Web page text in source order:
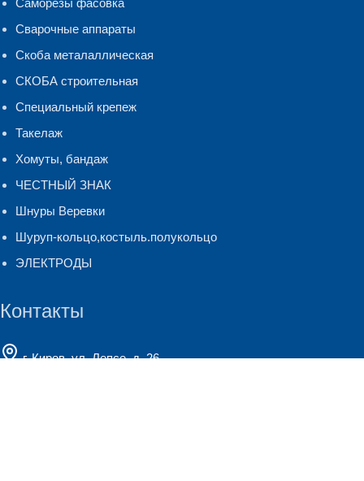
Сварочные аппараты
Скоба металаллическая
СКОБА строительная
Специальный крепеж
Такелаж
Хомуты, бандаж
ЧЕСТНЫЙ ЗНАК
Шнуры Веревки
Шуруп-кольцо,костыль.полукольцо
ЭЛЕКТРОДЫ
Контакты
г. Киров, ул. Лепсе, д. 26